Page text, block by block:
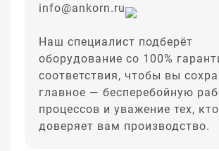
info@ankorn.ru
Наш специалист подберёт
оборудование со 100%
соответствия, чтобы вы
главное — бесперебойную
процессов и уважение тех, кто
доверяет вам производство.